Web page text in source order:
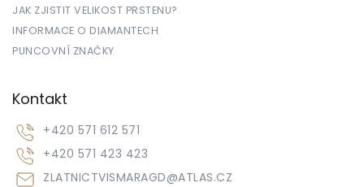
JAK ZJISTIT VELIKOST PRSTENU?
INFORMACE O DIAMANTECH
PUNCOVNÍ ZNAČKY
Kontakt
ZLATNICTVISMARAGD@ATLAS.CZ
+420 571 612 571
+420 571 423 423